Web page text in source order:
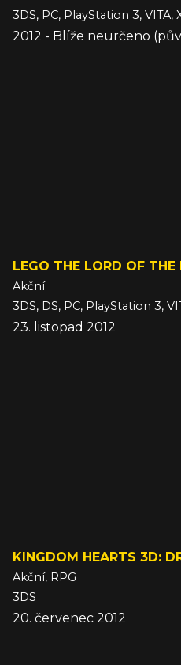
3DS, PC, PlayStation 3, VITA,
2012 - Blíže neurčeno
LEGO THE LORD OF THE
Akční
3DS, DS, PC, PlayStation 3,
23. listopad 2012
KINGDOM HEARTS 3D:
Akční, RPG
3DS
20. červenec 2012